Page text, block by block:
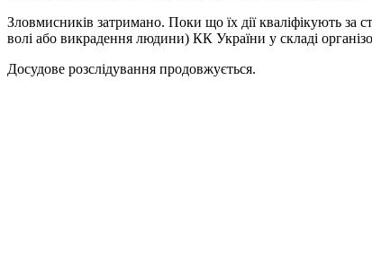
Зловмисників затримано. Поки що їх дії кваліфікують
волі або викрадення людини) КК України у складі
Досудове розслідування продовжується.